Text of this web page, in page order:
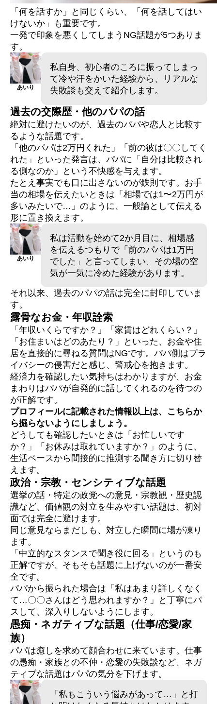
「何を話すか」と同じくらい、「何を話してはい
けないか」も重要です。
一発で印象を悪くしてしまうNG話題が5つありま
す。
あいり
私自身、初心者のころに振ってしまっ
て冷や汗をかいた経験から、リアルな
失敗談も交えて紹介します。
過去の交際歴・他のパパの話
絶対に避けたいのが、過去のパパや恋人と比較す
るような話題です。
「他のパパは2万円くれた」「前の彼は〇〇してく
れた」といった発言は、パパに「自分は比較され
る側なのか」という不快感を与えます。
たとえ事実でも口に出さないのが鉄則です。お手
当の相場を伝えたいときは「相場では1〜2万円が
多いみたいで…」のように、一般論として伝える
形に置き換えます。
あいり
私は活動を始めて2か月目に、相場感
を伝えるつもりで「前のパパは1万円
でした」と言ってしまい、その場の空
気が一気に冷めた経験があります。
それ以来、過去のパパの話は完全に封印していま
す。
露骨なお金・年収詮索
「年収いくらですか？」「家賃はどれくらい？」
「お住まいはどのあたり？」といった、お金や住
居を直接的に尋ねる質問はNGです。パパ側はプラ
イバシーの侵害だと感じ、警戒心を抱きます。
経済力を確認したい気持ちはわかりますが、お金
まわりはパパが自発的に話してくれるのを待つの
が正解です。
プロフィールに記載された情報以上は、こちらか
ら掘らないようにしましょう。
どうしても確認したいときは「お忙しいです
か？」「お休みは取れていますか？」のように、
生活ペースから間接的に推測する聞き方に切り替
えます。
政治・宗教・センシティブな話題
選挙の話・特定の政党への意見・宗教観・歴史認
識など、価値観の対立を生みやすい話題は、初対
面では完全に避けます。
同じ意見ならまだしも、対立した瞬間に場が凍り
ます。
「中立的なスタンスで聞き役に回る」というのも
正解ですが、そもそも話題に上げないのが一番安
全です。
パパから振られた場合は「私はあまり詳しくなく
て…〇〇さんはどう思われますか？」と丁寧にパ
スして、深入りしないようにします。
愚痴・ネガティブな話題（仕事/恋愛/家
族）
パパは癒しを求めて顔合わせに来ています。仕事
の愚痴・家族との不仲・恋愛の失敗談など、ネガ
ティブな話題はパパの気分を下げます。
「私もこういう悩みがあって…」と打